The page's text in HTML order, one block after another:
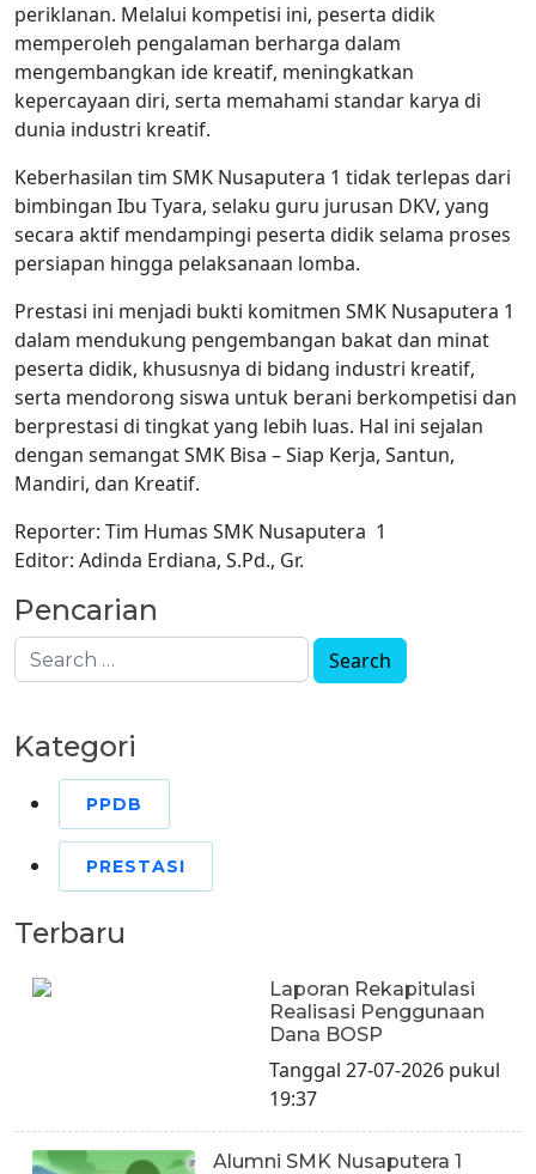
periklanan. Melalui kompetisi ini, peserta didik
memperoleh pengalaman berharga dalam
mengembangkan ide kreatif, meningkatkan
kepercayaan diri, serta memahami standar karya di
dunia industri kreatif.
Keberhasilan tim SMK Nusaputera 1 tidak terlepas dari
bimbingan Ibu Tyara, selaku guru jurusan DKV, yang
secara aktif mendampingi peserta didik selama proses
persiapan hingga pelaksanaan lomba.
Prestasi ini menjadi bukti komitmen SMK Nusaputera 1
dalam mendukung pengembangan bakat dan minat
peserta didik, khususnya di bidang industri kreatif,
serta mendorong siswa untuk berani berkompetisi dan
berprestasi di tingkat yang lebih luas. Hal ini sejalan
dengan semangat SMK Bisa – Siap Kerja, Santun,
Mandiri, dan Kreatif.
Reporter: Tim Humas SMK Nusaputera 1
Editor: Adinda Erdiana, S.Pd., Gr.
Pencarian
Kategori
PPDB
PRESTASI
Terbaru
Laporan Rekapitulasi
Realisasi Penggunaan
Dana BOSP
Tanggal 27-07-2026 pukul
19:37
Alumni SMK Nusaputera 1